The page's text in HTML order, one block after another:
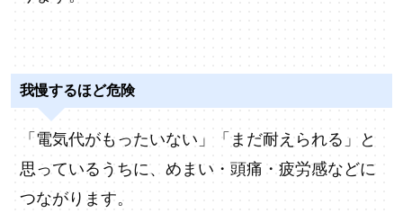
我慢するほど危険
「電気代がもったいない」「まだ耐えられる」と
思っているうちに、めまい・頭痛・疲労感などに
つながります。